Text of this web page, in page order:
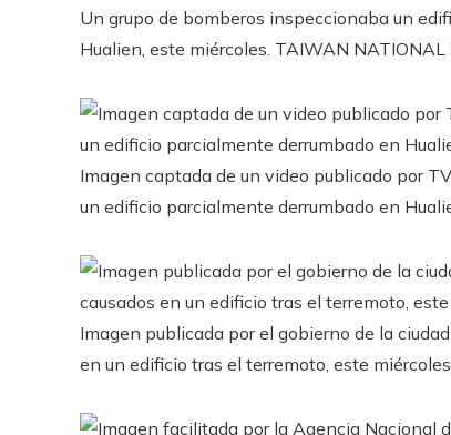
Un grupo de bomberos inspeccionaba un
Hualien, este miércoles. TAIWAN NATIONAL
Imagen captada de un video publicado por
un edificio parcialmente derrumbado en
Imagen publicada por el gobierno de la
en un edificio tras el terremoto, este miércoles.